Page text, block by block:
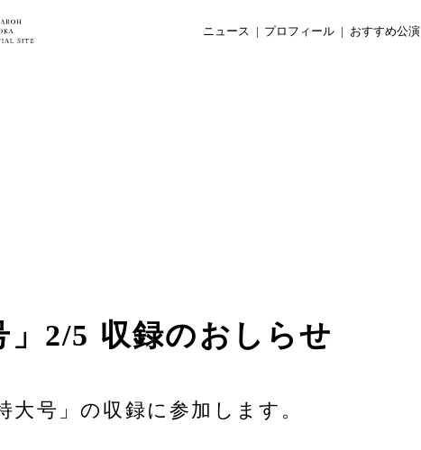
ニュース プロフィール おすすめ公演
」2/5 収録のおしらせ
大号」の収録に参加します。